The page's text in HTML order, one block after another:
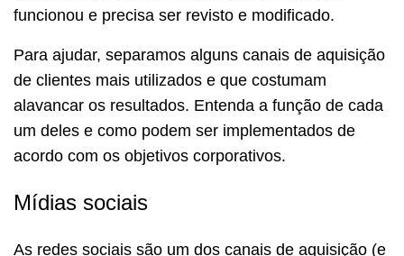
funcionou e precisa ser revisto e modificado.
Para ajudar, separamos alguns canais de aquisição
de clientes mais utilizados e que costumam
alavancar os resultados. Entenda a função de cada
um deles e como podem ser implementados de
acordo com os objetivos corporativos.
Mídias sociais
As redes sociais são um dos canais de aquisição (e